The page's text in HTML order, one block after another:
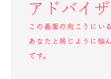
アドバイ
この画面の向こうにい
あなたと同じように悩
です。